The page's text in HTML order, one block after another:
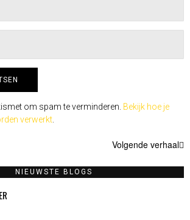
om spam te verminderen. Bekijk hoe je
verwerkt
Volgende verhaal
NIEUWSTE BLOGS